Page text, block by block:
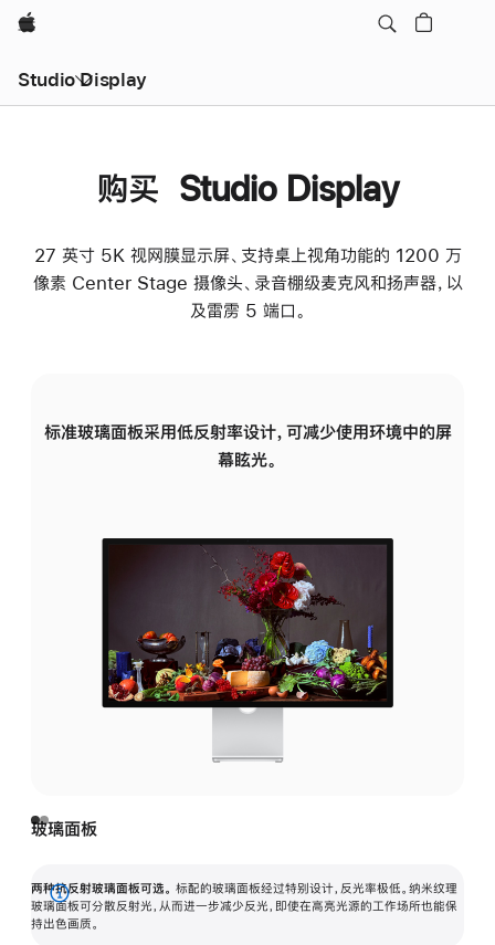
Apple
Studio Display
购买 Studio Display
27 英寸 5K 视网膜显示屏、支持桌上视角功能的 1200 万
像素 Center Stage 摄像头、录音棚级麦克风和扬声器，以
及雷雳 5 端口。
标准玻璃面板采用低反射率设计，可减少使用环境中的屏
幕眩光。
玻璃面板
两种抗反射玻璃面板可选。 标配的玻璃面板经过特别设计，反光率极低。纳米纹理
玻璃面板可分散反射光，从而进一步减少反光，即使在高亮光源的工作场所也能保
持出色画质。
展
开